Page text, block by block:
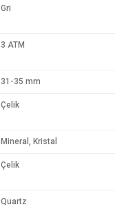
Gri
3 ATM
31-35 mm
Çelik
Mineral, Kristal
Çelik
Quartz